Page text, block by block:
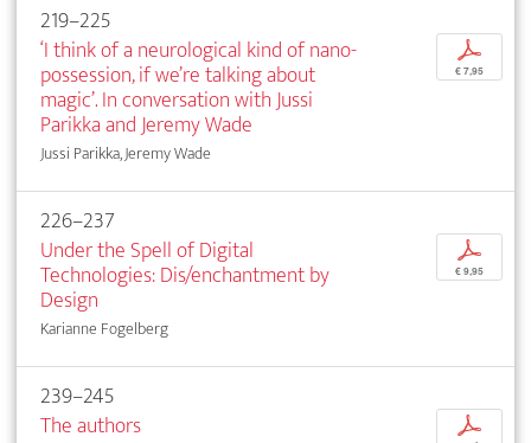
219–225
‘I think of a neurological kind of nano-
possession, if we’re talking about
magic’. In conversation with Jussi
Parikka and Jeremy Wade
Jussi Parikka, Jeremy Wade
p
€ 7,95
226–237
Under the Spell of Digital
Technologies: Dis/enchantment by
Design
Karianne Fogelberg
p
€ 9,95
239–245
The authors
p